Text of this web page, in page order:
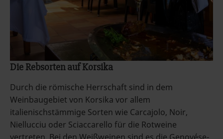
Die Rebsorten auf Korsika
Durch die römische Herrschaft sind in dem
Weinbaugebiet von Korsika vor allem
italienischstämmige Sorten wie Carcajolo, Noir,
Niellucciu oder Sciaccarello für die Rotweine